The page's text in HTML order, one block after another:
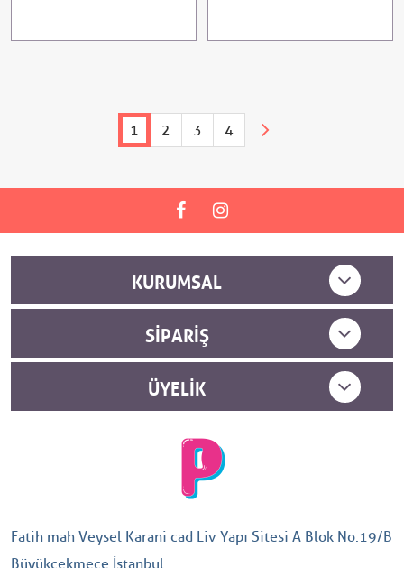
1 2 3 4
KURUMSAL
SIPARIŞ
ÜYELIK
Fatih mah Veysel Karani cad Liv Yapı Sitesi A Blok No:19/B
Büyükçekmece İstanbul